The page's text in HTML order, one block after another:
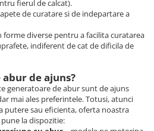
fierul de calcat).
de curatare si de indepartare a
forme diverse pentru a facilita curatarea
indiferent de cat de dificila de
de ajuns?
generatoare de abur sunt de ajuns
mai ales preferintele. Totusi, atunci
putere sau eficienta, oferta noastra
la dispozitie: